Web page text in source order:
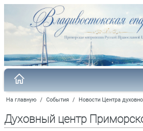
На главную / События / Новости Центра
Духовный центр